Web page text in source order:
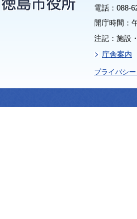
電話：088-
開庁時間：
注記：施設
庁舎案内
プライバシ